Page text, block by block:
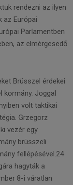
rendezni az ilyen
az Európai
Parlamentben
az elmérgesedő
Brüsszel érdekei
kormány. Joggal
volt taktikai
Grzegorz
vezér egy
brüsszeli
fellépésével.24
hagyták a
8-i váratlan